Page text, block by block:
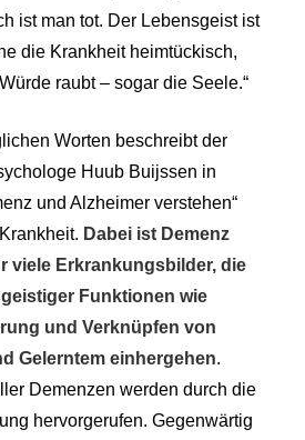
ist man tot. Der Lebensgeist ist
die Krankheit heimtückisch,
raubt – sogar die Seele.“
Worten beschreibt der
Huub Buijssen in
und Alzheimer verstehen“
Dabei ist Demenz
viele Erkrankungsbilder, die
Funktionen wie
und Verknüpfen von
Gelerntem einhergehen.
Demenzen werden durch die
hervorgerufen. Gegenwärtig